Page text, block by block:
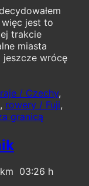
więc jest to
trakcie
miasta
jeszcze wrócę
/ Czechy,
, rowery / Fuji,
granicą
03:26